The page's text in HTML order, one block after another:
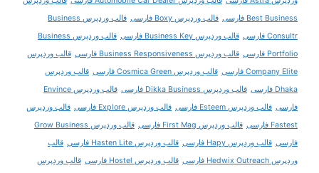
Best Business فارسی
قالب وردپرس Boxy فارسی
قالب وردپرس Business
Consultr فارسی
قالب وردپرس Business Key فارسی
قالب وردپرس Business
Portfolio فارسی
قالب وردپرس Business Responsiveness فارسی
قالب وردپرس
Company Elite فارسی
قالب وردپرس Cosmica Green فارسی
قالب وردپرس
Dhaka فارسی
قالب وردپرس Dikka Business فارسی
قالب وردپرس Envince
فارسی قالب وردپرس Esteem فارسی قالب وردپرس Explore فارسی
قالب وردپرس
Fastest فارسی
قالب وردپرس First Mag فارسی
قالب وردپرس Grow Business
فارسی قالب وردپرس Hapy فارسی قالب وردپرس Hasten Lite فارسی
قالب
وردپرس Hedwix Outreach فارسی
قالب وردپرس Hostel فارسی
قالب وردپرس